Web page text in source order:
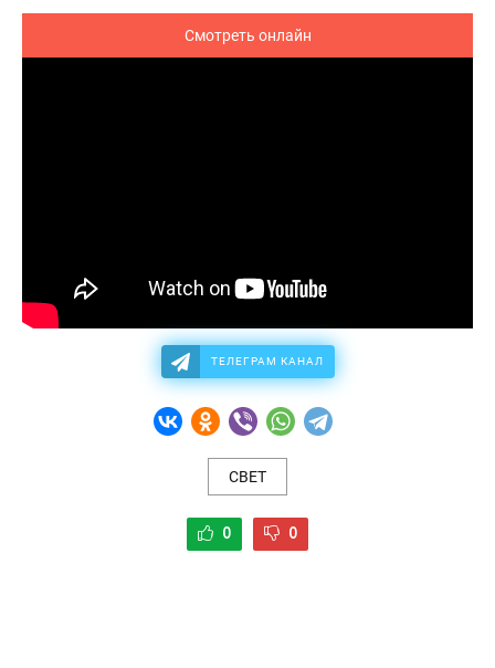
Смотреть онлайн
ТЕЛЕГРАМ КАНАЛ
СВЕТ
0 0